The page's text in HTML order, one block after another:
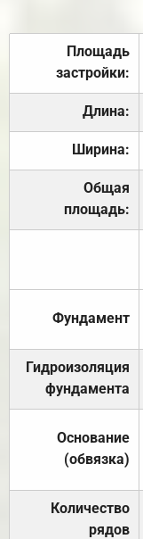
Площадь
застройки:
Длина:
Ширина:
Общая
площадь:
Фундамент
Гидроизоляция
фундамента
Основание
(обвязка)
Количество
рядов